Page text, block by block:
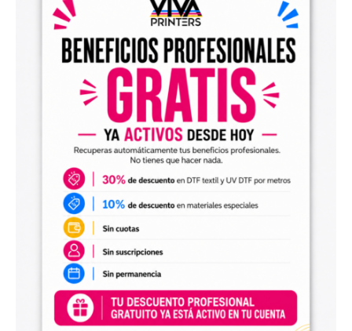
el archivo en tu programa de impresión y producirlo con tu
maquinaria DTF.
Diseños digitales para impresión UV DTF
También encontrarás diseños digitales para UV DTF
perfectos para personalizar vasos, botellas, termos, cajas,
envases, artículos promocionales y otras superficies rígidas
Estos diseños permiten incorporar nuevas opciones a tu
catálogo de personalización de objetos y preparar
producciones propias utilizando tu impresora UV DTF o tu
proveedor habitual de impresión.
Archivos digitales para negocios de
personalización
Comprar diseños digitales es una solución práctica para